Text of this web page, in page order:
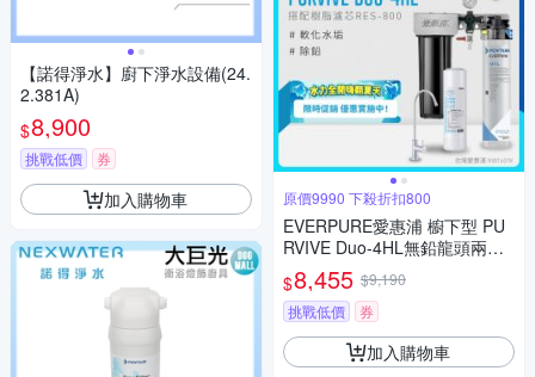
【諾得淨水】廚下淨水設備(24.
2.381A)
$8,900
挑戰低價 券
加入購物車 原價9990 下殺折扣800
EVERPURE愛惠浦 櫥下型 PU
RVIVE Duo-4HL無鉛龍頭兩道
式生飲淨水器(前置樹脂)
$8,455 $9,190
挑戰低價
券
加入購物車